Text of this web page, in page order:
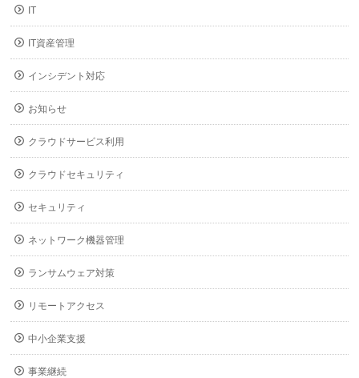
IT
IT資産管理
インシデント対応
お知らせ
クラウドサービス利用
クラウドセキュリティ
セキュリティ
ネットワーク機器管理
ランサムウェア対策
リモートアクセス
中小企業支援
事業継続